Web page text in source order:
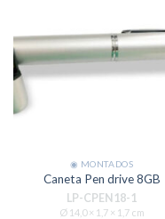
◉ MONTADOS
Caneta Pen drive 8GB
LP-CPEN18-1
Ø 14,0 × 1,7 × 1,7 cm